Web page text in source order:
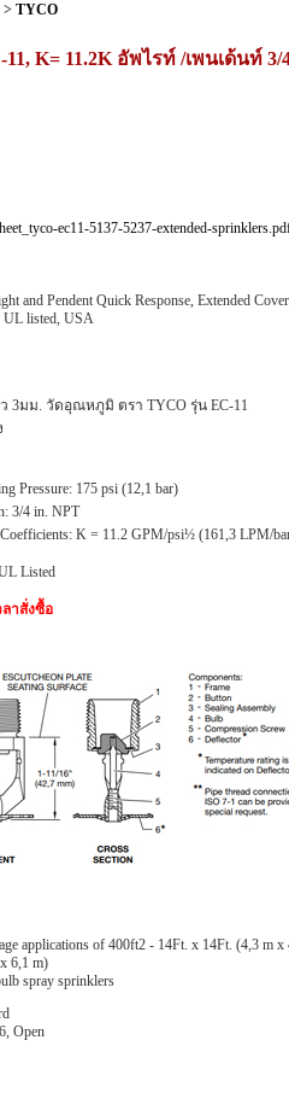
> TYCO
K= 11.2K อัพไรท์ /เพนเด้นท์ 3/
ec11-5137-5237-extended-
and Pendent Quick Response, Extended
UL listed, USA
มม. วัดอุณหภูมิ ตรา TYCO รุ่น EC-11
Pressure: 175 psi (12,1 bar)
3/4 in. NPT
K = 11.2 GPM/psi½ (161,3 LPM/
Listed
าสั่งซื้อ
applications of 400ft2 - 14Ft. x 14Ft. (4,3 m x
6,1 m)
spray sprinklers
Open